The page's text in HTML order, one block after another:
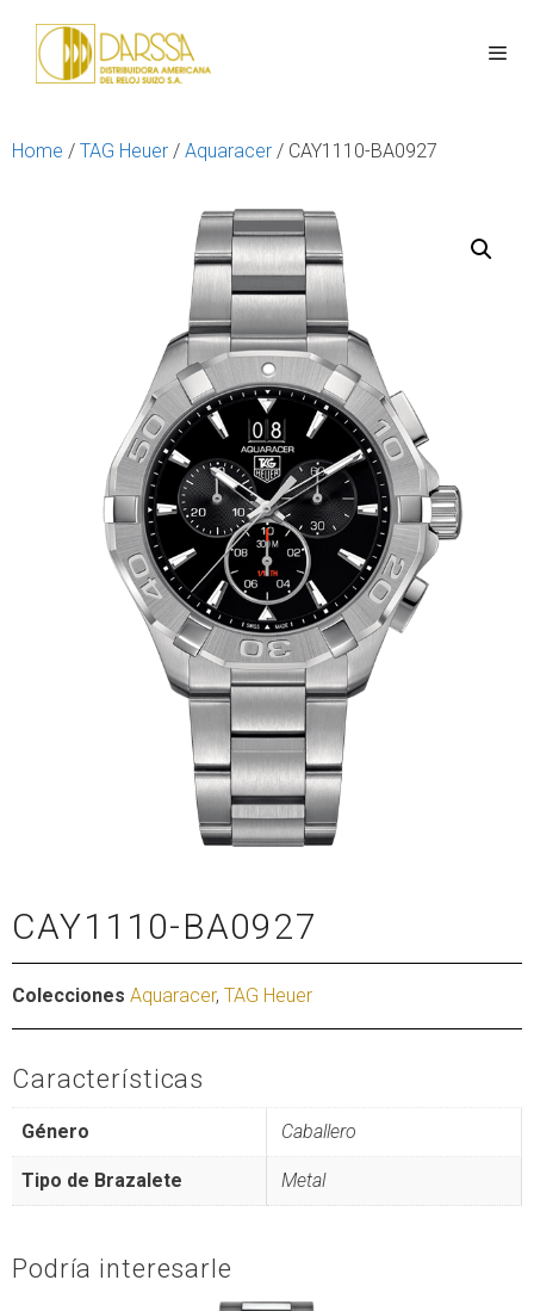
Home / TAG Heuer / Aquaracer / CAY1110-BA0927
CAY1110-BA0927
Colecciones Aquaracer, TAG Heuer
Características
Género Caballero
Tipo de Brazalete Metal
Podría interesarle